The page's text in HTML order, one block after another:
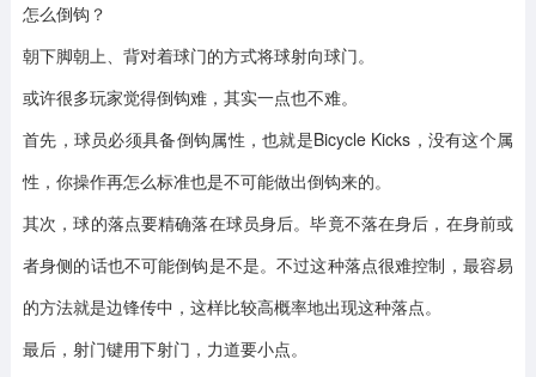
怎么倒钩？
朝下脚朝上、背对着球门的方式将球射向球门。
或许很多玩家觉得倒钩难，其实一点也不难。
首先，球员必须具备倒钩属性，也就是Bicycle Kicks，没有这个属
性，你操作再怎么标准也是不可能做出倒钩来的。
其次，球的落点要精确落在球员身后。毕竟不落在身后，在身前或
者身侧的话也不可能倒钩是不是。不过这种落点很难控制，最容易
的方法就是边锋传中，这样比较高概率地出现这种落点。
最后，射门键用下射门，力道要小点。